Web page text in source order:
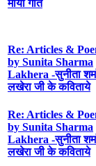
माया गीत
Re: Articles &
by Sunita Sharma
Lakhera -सुनीता
लखेरा जी के कविताये
Re: Articles &
by Sunita Sharma
Lakhera -सुनीता
लखेरा जी के कविताये